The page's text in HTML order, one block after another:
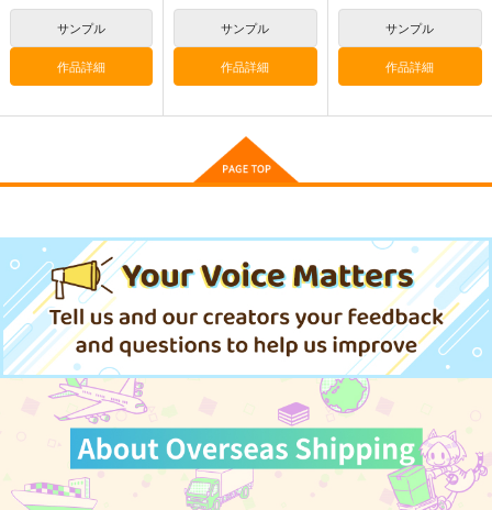
C-ARTS
オリジナル
サンプル
カート
通勤道中であの娘がぱ
んつを見せてくる本
嘘つき屋
オリジナル
サンプル
カート
T2 ART WORKS
オリジナル
サンプル
カート
サンプル
作品詳細
サンプル
作品詳細
サンプル
作品詳細